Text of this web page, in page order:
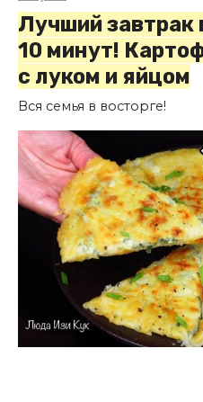
Лучший завтрак
10 минут!
с луком и яйцом
Вся семья в восторге!